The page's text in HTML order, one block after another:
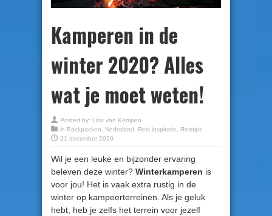
Kamperen in de
winter 2020? Alles
wat je moet weten!
Posted by: Lisa van Kempen
in Backpacken Nederland Reis inspiratie
Reistips
21 december 2020
Wil je een leuke en bijzonder ervaring
beleven deze winter? Winterkamperen is
voor jou! Het is vaak extra rustig in de
winter op kampeerterreinen. Als je geluk
hebt, heb je zelfs het terrein voor jezelf